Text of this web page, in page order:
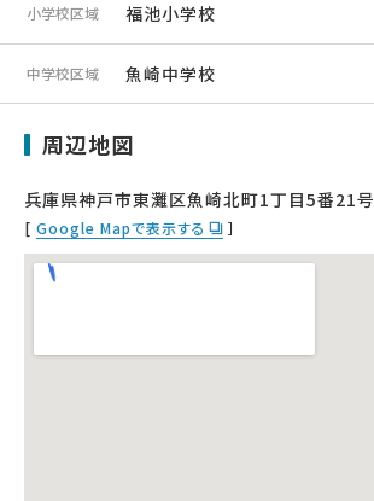
小学校区域 福池小学校
中学校区域 魚崎中学校
周辺地図
兵庫県神戸市東灘区魚崎北町1丁目5番21号
[ Google Mapで表示する ］